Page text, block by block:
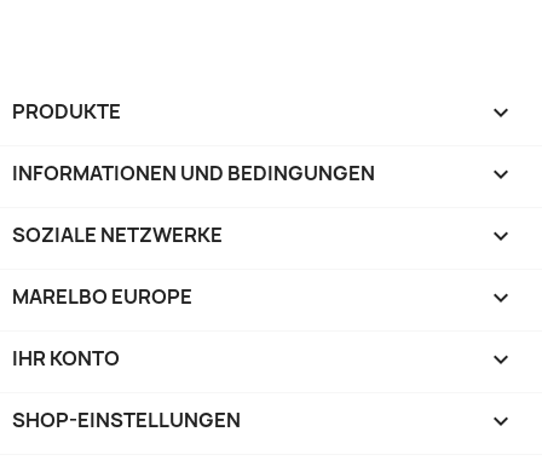
PRODUKTE 
INFORMATIONEN UND BEDINGUNGEN 
SOZIALE NETZWERKE 
MARELBO EUROPE 
IHR KONTO 
SHOP-EINSTELLUNGEN keyboard_arrow_down